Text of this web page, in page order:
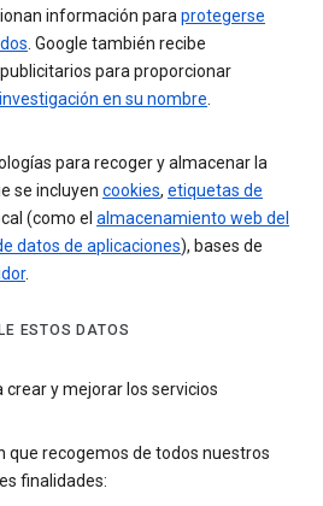
información paraprotegerse
. Google también recibe
para proporcionar
en su nombre.
para recoger y almacenar la
se incluyen cookies, etiquetas de
(como el almacenamiento web del
datos de aplicaciones), bases de
.
ESTOS DATOS
y mejorar los servicios
que recogemos de todos nuestros
finalidades: